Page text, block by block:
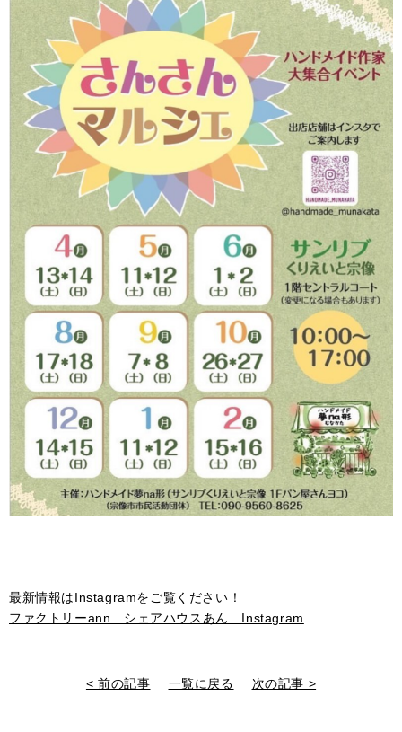
最新情報はInstagramをご覧ください！
ファクトリーann シェアハウスあん Instagram
< 前の記事 一覧に戻る 次の記事 >